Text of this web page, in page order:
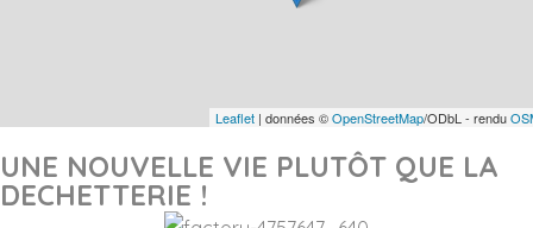
Leaflet | données ©OpenStreetMap/ODbL - rendu
UNE NOUVELLE VIE PLUTÔT QUE LA
DECHETTERIE !